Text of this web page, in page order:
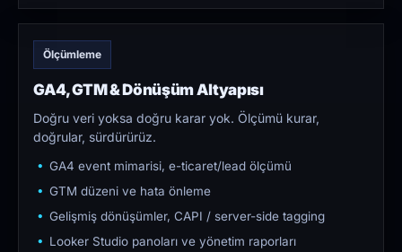
Ölçümleme
GA4, GTM & Dönüşüm Altyapısı
Doğru veri yoksa doğru karar yok. Ölçümü kurar,
doğrular, sürdürürüz.
GA4 event mimarisi, e-ticaret/lead ölçümü
GTM düzeni ve hata önleme
Gelişmiş dönüşümler, CAPI / server-side tagging
Looker Studio panoları ve yönetim raporları